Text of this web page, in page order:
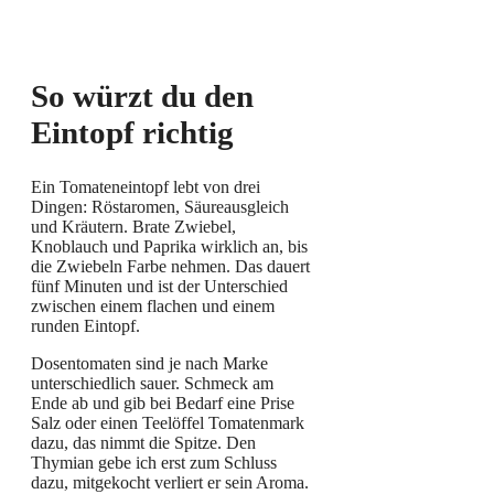
So würzt du den
Eintopf richtig
Ein Tomateneintopf lebt von drei
Dingen: Röstaromen, Säureausgleich
und Kräutern. Brate Zwiebel,
Knoblauch und Paprika wirklich an, bis
die Zwiebeln Farbe nehmen. Das dauert
fünf Minuten und ist der Unterschied
zwischen einem flachen und einem
runden Eintopf.
Dosentomaten sind je nach Marke
unterschiedlich sauer. Schmeck am
Ende ab und gib bei Bedarf eine Prise
Salz oder einen Teelöffel Tomatenmark
dazu, das nimmt die Spitze. Den
Thymian gebe ich erst zum Schluss
dazu, mitgekocht verliert er sein Aroma.